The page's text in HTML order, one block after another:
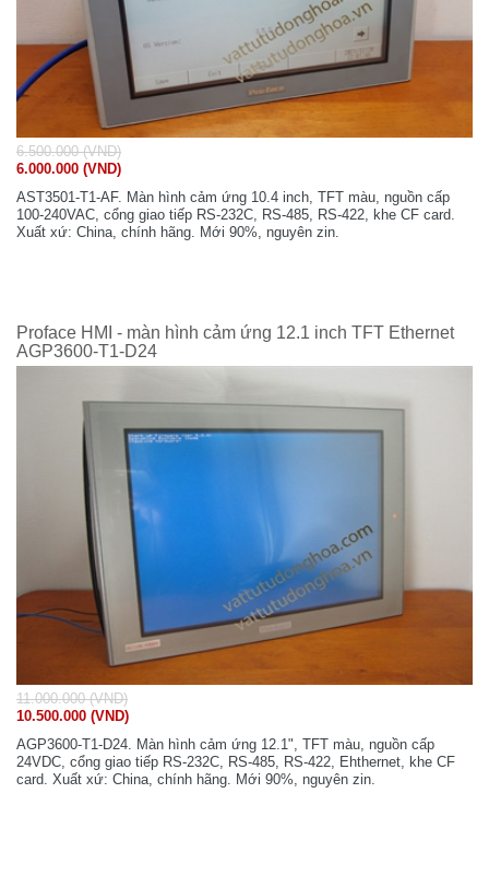
6.500.000 (VND)
6.000.000 (VND)
AST3501-T1-AF. Màn hình cảm ứng 10.4 inch, TFT màu, nguồn cấp
100-240VAC, cổng giao tiếp RS-232C, RS-485, RS-422, khe CF card.
Xuất xứ: China, chính hãng. Mới 90%, nguyên zin.
Proface HMI - màn hình cảm ứng 12.1 inch TFT Ethernet
AGP3600-T1-D24
11.000.000 (VND)
10.500.000 (VND)
AGP3600-T1-D24. Màn hình cảm ứng 12.1", TFT màu, nguồn cấp
24VDC, cổng giao tiếp RS-232C, RS-485, RS-422, Ehthernet, khe CF
card. Xuất xứ: China, chính hãng. Mới 90%, nguyên zin.